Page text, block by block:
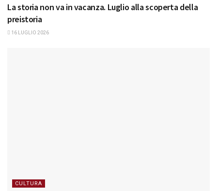
La storia non va in vacanza. Luglio alla scoperta della
preistoria
16 LUGLIO 2026
CULTURA